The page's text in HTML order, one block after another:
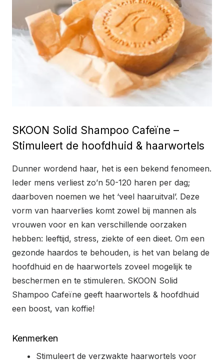
SKOON Solid Shampoo Cafeïne –
Stimuleert de hoofdhuid & haarwortels
Dunner wordend haar, het is een bekend fenomeen.
Ieder mens verliest zo’n 50-120 haren per dag;
daarboven noemen we het ‘veel haaruitval’. Deze
vorm van haarverlies komt zowel bij mannen als
vrouwen voor en kan verschillende oorzaken
hebben: leeftijd, stress, ziekte of een dieet. Om een
gezonde haardos te behouden, is het van belang de
hoofdhuid en de haarwortels zoveel mogelijk te
beschermen en te stimuleren. SKOON Solid
Shampoo Cafeïne geeft haarwortels & hoofdhuid
een boost, van koffie!
Kenmerken
Stimuleert de verzwakte haarwortels voor